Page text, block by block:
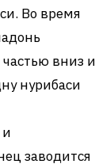
Во время
вниз и
нурибаси
заводится